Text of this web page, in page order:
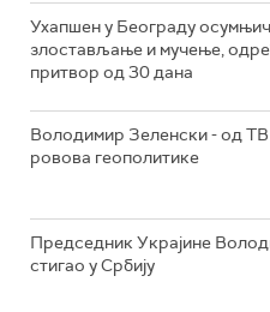
Ухапшен у Београду
злостављање и мучење,
притвор од 30 дана
Володимир Зеленски - од
ровова геополитике
Председник Украјине
стигао у Србију